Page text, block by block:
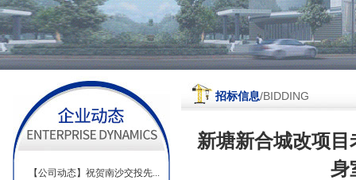
【公司动态】祝贺南沙交投先...
明珠湾片区配套设施完善工程施
工监理
南沙区重点道路及高速出入口提
招标信息/BIDDING
新塘新合城改项
身